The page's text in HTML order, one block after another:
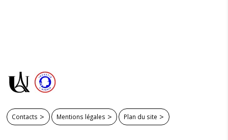
Contacts Mentions légales Plan du site